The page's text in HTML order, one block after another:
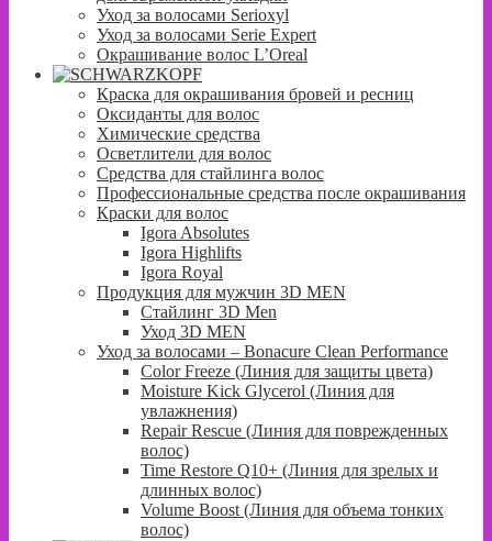
Уход за волосами Serioxyl
Уход за волосами Serie Expert
Окрашивание волос L’Oreal
Краска для окрашивания бровей и ресниц
Оксиданты для волос
Химические средства
Осветлители для волос
Средства для стайлинга волос
Профессиональные средства после окрашивания
Краски для волос
Igora Absolutes
Igora Highlifts
Igora Royal
Продукция для мужчин 3D MEN
Стайлинг 3D Men
Уход 3D MEN
Уход за волосами – Bonacure Clean Performance
Color Freeze (Линия для защиты цвета)
Moisture Kick Glycerol (Линия для
увлажнения)
Repair Rescue (Линия для поврежденных
волос)
Time Restore Q10+ (Линия для зрелых и
длинных волос)
Volume Boost (Линия для объема тонких
волос)